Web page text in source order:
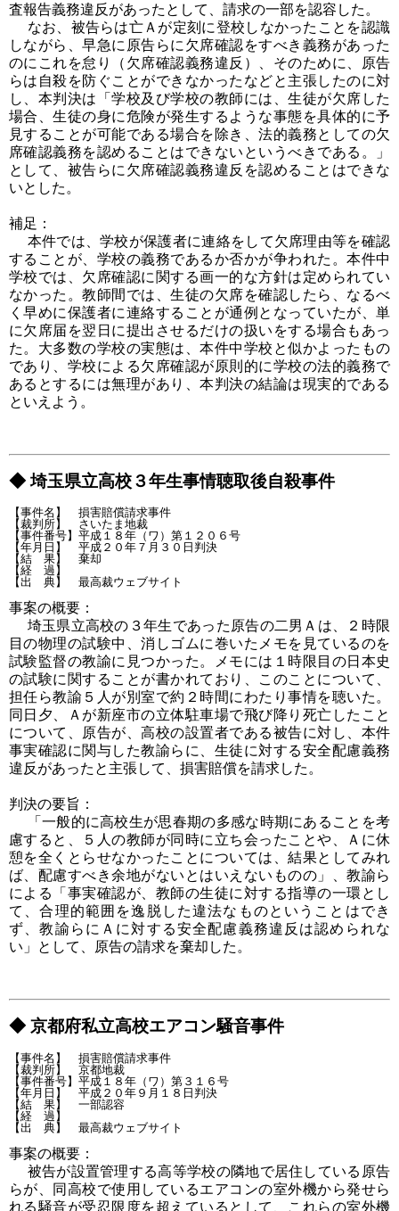
査報告義務違反があったとして、請求の一部を認容した。
なお、被告らは亡Ａが定刻に登校しなかったことを認識
しながら、早急に原告らに欠席確認をすべき義務があった
のにこれを怠り（欠席確認義務違反）、そのために、原告
らは自殺を防ぐことができなかったなどと主張したのに対
し、本判決は「学校及び学校の教師には、生徒が欠席した
場合、生徒の身に危険が発生するような事態を具体的に予
見することが可能である場合を除き、法的義務としての欠
席確認義務を認めることはできないというべきである。」
として、被告らに欠席確認義務違反を認めることはできな
いとした。
補足：
本件では、学校が保護者に連絡をして欠席理由等を確認
することが、学校の義務であるか否かが争われた。本件中
学校では、欠席確認に関する画一的な方針は定められてい
なかった。教師間では、生徒の欠席を確認したら、なるべ
く早めに保護者に連絡することが通例となっていたが、単
に欠席届を翌日に提出させるだけの扱いをする場合もあっ
た。大多数の学校の実態は、本件中学校と似かよったもの
であり、学校による欠席確認が原則的に学校の法的義務で
あるとするには無理があり、本判決の結論は現実的である
といえよう。
◆ 埼玉県立高校３年生事情聴取後自殺事件
【事件名】　損害賠償請求事件
【裁判所】　さいたま地裁
【事件番号】平成１８年（ワ）第１２０６号
【年月日】　平成２０年７月３０日判決
【結　果】　棄却
【経　過】
事案の概要：
埼玉県立高校の３年生であった原告の二男Ａは、２時限
目の物理の試験中、消しゴムに巻いたメモを見ているのを
試験監督の教諭に見つかった。メモには１時限目の日本史
の試験に関することが書かれており、このことについて、
担任ら教諭５人が別室で約２時間にわたり事情を聴いた。
同日夕、Ａが新座市の立体駐車場で飛び降り死亡したこと
について、原告が、高校の設置者である被告に対し、本件
事実確認に関与した教諭らに、生徒に対する安全配慮義務
違反があったと主張して、損害賠償を請求した。
判決の要旨：
「一般的に高校生が思春期の多感な時期にあることを考
慮すると、５人の教師が同時に立ち会ったことや、Ａに休
憩を全くとらせなかったことについては、結果としてみれ
ば、配慮すべき余地がないとはいえないものの」、教諭ら
による「事実確認が、教師の生徒に対する指導の一環とし
て、合理的範囲を逸脱した違法なものということはでき
ず、教諭らにＡに対する安全配慮義務違反は認められな
い」として、原告の請求を棄却した。
◆ 京都府私立高校エアコン騒音事件
【事件名】　損害賠償請求事件
【裁判所】　京都地裁
【事件番号】平成１８年（ワ）第３１６号
【年月日】　平成２０年９月１８日判決
【結　果】　一部認容
【経　過】
事案の概要：
被告が設置管理する高等学校の隣地で居住している原告
らが、同高校で使用しているエアコンの室外機から発せら
れる騒音が受忍限度を超えているとして、これらの室外機